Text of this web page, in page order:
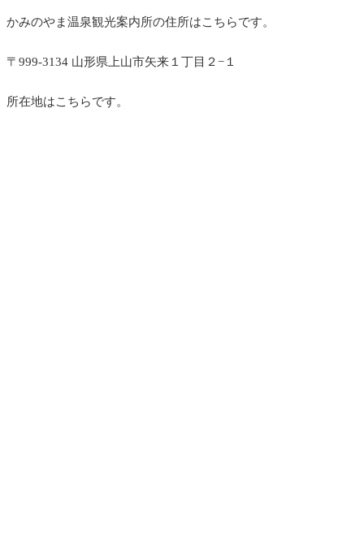
かみのやま温泉観光案内所の住所はこちらです。
〒999-3134 山形県上山市矢来１丁目２−１
所在地はこちらです。